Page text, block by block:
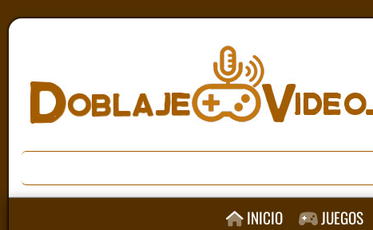
INICIO JUEGOS